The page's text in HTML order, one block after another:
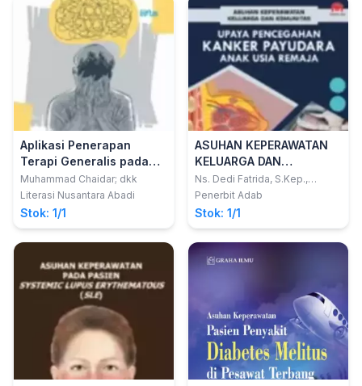
Aplikasi Penerapan
Terapi Generalis pada
Pasien Gangguan Jiwa
Muhammad Chaidar; dkk
Literasi Nusantara Abadi
Stok: 1/1
ASUHAN KEPERAWATAN
KELUARGA DAN
KOMUNITAS : UPAYA
PENCEGAHAN KANKER
PAYUDARA ANAK USIA
REMAJA
Ns. Dedi Fatrida, S.Kep.,
M.Kep.; dkk
Penerbit Adab
Stok: 1/1